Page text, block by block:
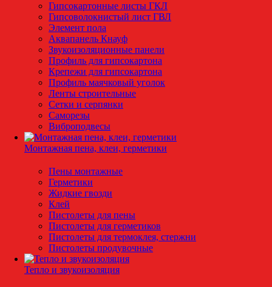
Гипсокартонные листы ГКЛ
Гипсоволокнистый лист ГВЛ
Элемент пола
Аквапанель Кнауф
Звукоизоляционные панели
Профиль для гипсокартона
Крепежи для гипсокартона
Профиль маячковый уголок
Ленты строительные
Сетки и серпянки
Саморезы
Виброподвесы
Монтажная пена, клеи, герметики
Пены монтажные
Герметики
Жидкие гвозди
Клей
Пистолеты для пены
Пистолеты для герметиков
Пистолеты для термоклея, стержни
Пистолеты продувочные
Тепло и звукоизоляция